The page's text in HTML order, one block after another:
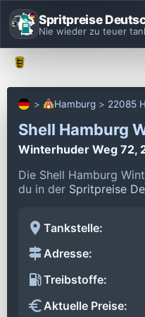
Spritpreise
Nie wieder zu teuer
Hamburg 22085
Shell Hamburg
Winterhuder Weg 72,
Die Shell Hamburg
du in der Spritpreise
Tankstelle:
Adresse:
Treibstoffe:
Aktuelle Preise: